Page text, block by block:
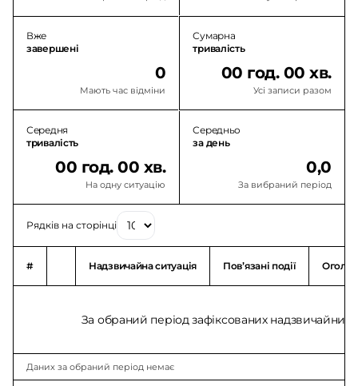
Вже
завершені
0
Мають час відміни
Сумарна
тривалість
00 год. 00 хв.
Усі записи разом
Середня
тривалість
00 год. 00 хв.
На одну ситуацію
Середньо
за день
0,0
За вибраний період
Рядків на сторінці
# Надзвичайна ситуація Повʼязані події
За обраний період зафіксованих надзвичайних
Даних за обраний період немає